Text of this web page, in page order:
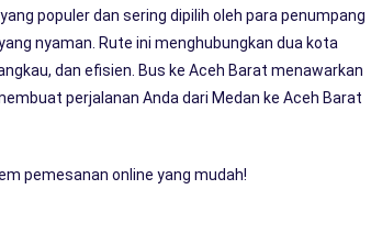
populer dan sering dipilih oleh para penumpang
nyaman. Rute ini menghubungkan dua kota
dan efisien. Bus ke Aceh Barat menawarkan
perjalanan Anda dari Medan ke Aceh Barat
pemesanan online yang mudah!